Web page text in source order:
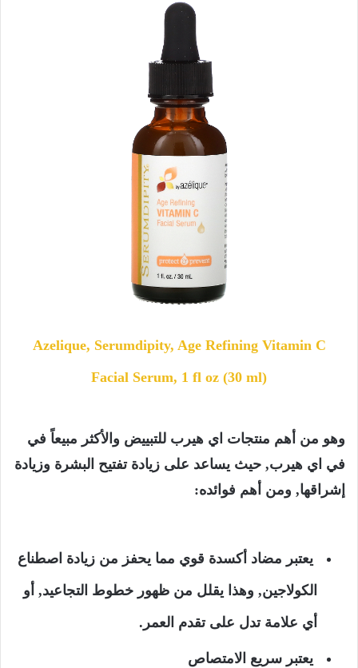
Azelique, Serumdipity, Age Refining Vitamin C
Facial Serum, 1 fl oz (30 ml)
وهو من أهم منتجات اي هيرب للتبييض والأكثر مبيعاً في
في اي هيرب, حيث يساعد على زيادة تفتيح البشرة وزيادة
إشراقها, ومن أهم فوائده:
يعتبر مضاد أكسدة قوي مما يحفز من زيادة اصطناع
الكولاجين, وهذا يقلل من ظهور خطوط التجاعيد, أو
أي علامة تدل على تقدم العمر.
يعتبر سريع الامتصاص